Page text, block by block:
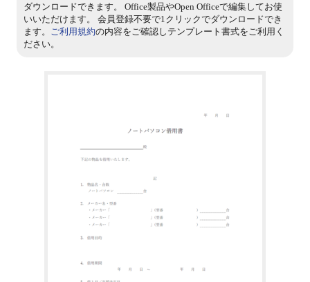
ダウンロードできます。 Office製品やOpen Officeで編集してお使
いいただけます。 会員登録不要で1クリックでダウンロードでき
ます。 ご利用規約の内容をご確認しテンプレート書式をご利用く
ださい。